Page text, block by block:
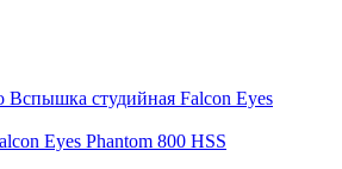
Eyes Phantom 800 HSS